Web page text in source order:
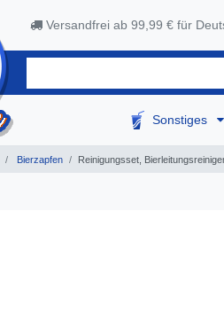
Versandfrei ab 99,99 € für
Sonstiges
Bierzapfen Reinigungsset,